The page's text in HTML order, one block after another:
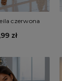
czerwona
zł